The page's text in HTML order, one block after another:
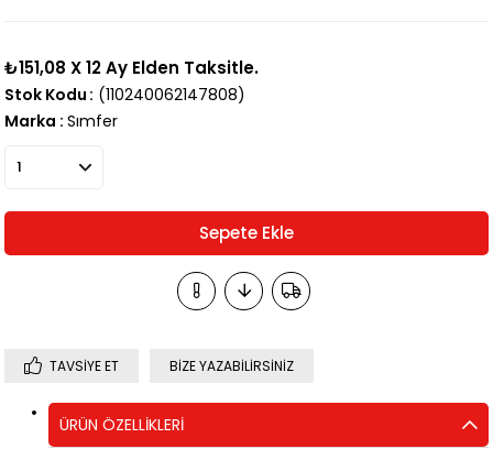
₺151,08 X 12 Ay Elden Taksitle.
(110240062147808)
Stok Kodu
Marka : Sımfer
TAVSIYE ET BIZE YAZABILIRSINIZ
ÜRÜN ÖZELLIKLERI